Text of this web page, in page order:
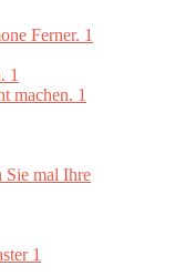
Ferner. 1
1
machen. 1
Sie mal Ihre
1